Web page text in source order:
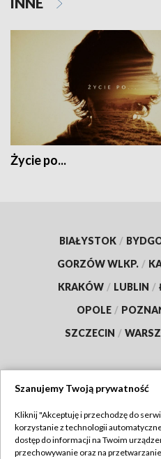
Życie po...
BIAŁYSTOK /
GORZÓW WLKP. /
KRAKÓW / LUBLIN /
OPOLE /
SZCZECIN /
Abonament TVP
Szanujemy Twoją prywatność
Kliknij "Akceptuję i przechodzę do
korzystanie z technologii
dostęp do informacji na Twoim
przechowywanie oraz na